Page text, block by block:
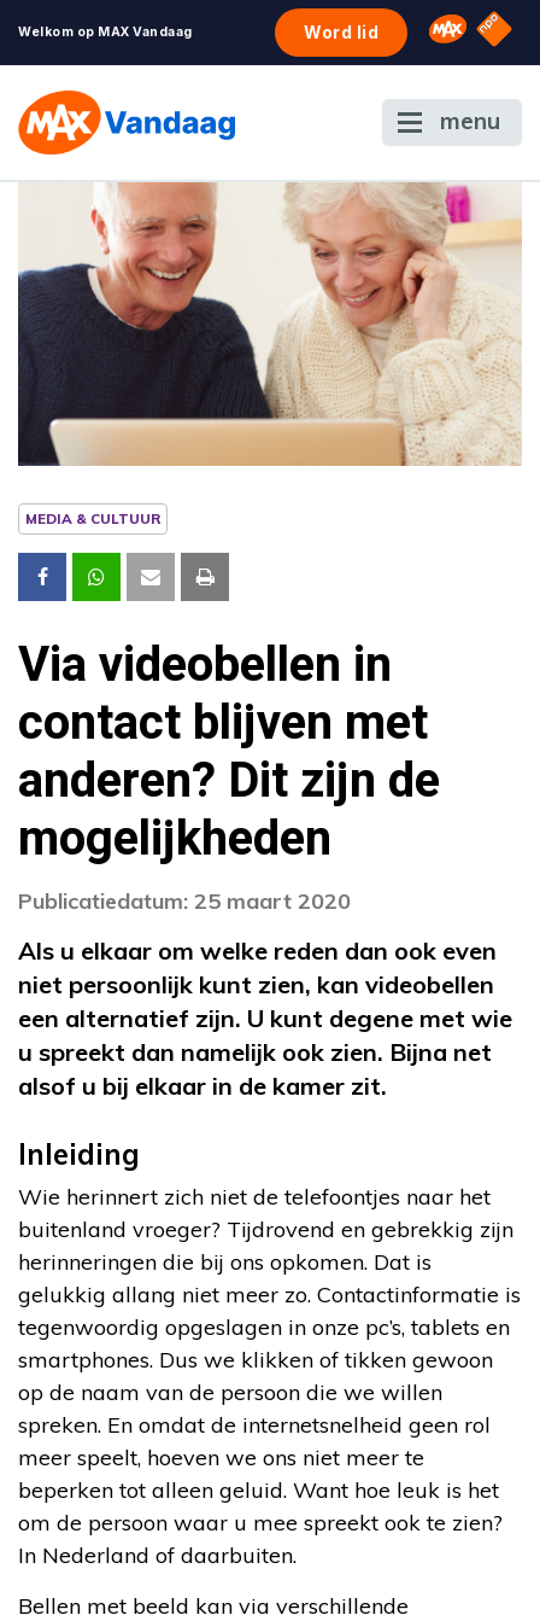
Welkom op MAX Vandaag Word lid Omroep
NPO
menu
MEDIA & CULTUUR
Via videobellen in
contact blijven met
anderen? Dit zijn de
mogelijkheden
Publicatiedatum: 25 maart 2020
Als u elkaar om welke reden dan ook even
niet persoonlijk kunt zien, kan videobellen
een alternatief zijn. U kunt degene met wie
u spreekt dan namelijk ook zien. Bijna net
alsof u bij elkaar in de kamer zit.
Inleiding
Wie herinnert zich niet de telefoontjes naar het
buitenland vroeger? Tijdrovend en gebrekkig zijn
herinneringen die bij ons opkomen. Dat is
gelukkig allang niet meer zo. Contactinformatie is
tegenwoordig opgeslagen in onze pc’s, tablets en
smartphones. Dus we klikken of tikken gewoon
op de naam van de persoon die we willen
spreken. En omdat de internetsnelheid geen rol
meer speelt, hoeven we ons niet meer te
beperken tot alleen geluid. Want hoe leuk is het
om de persoon waar u mee spreekt ook te zien?
In Nederland of daarbuiten.
Bellen met beeld kan via verschillende